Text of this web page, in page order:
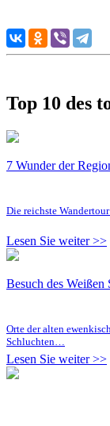
Top 10 des
7 Wunder der
Die reichste
Lesen Sie weiter >>
Besuch des Weißen
Orte der alten
Schluchten…
Lesen Sie weiter >>